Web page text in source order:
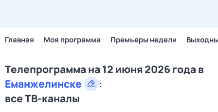
Главная Моя программа Премьеры недели
Телепрограмма на 12 июня 2026 года в
Еманжелинске
:
все ТВ-каналы